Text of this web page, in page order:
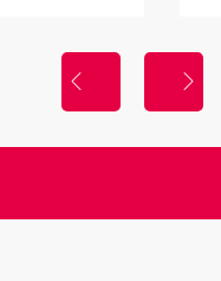
construction,
de
période
vous